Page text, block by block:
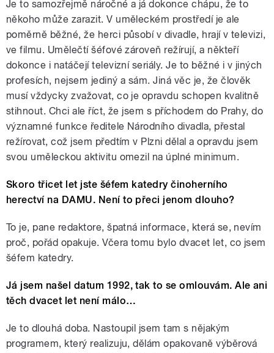
Je to samozřejmě náročné a já dokonce chápu, že to
někoho může zarazit. V uměleckém prostředí je ale
poměrně běžné, že herci působí v divadle, hrají v televizi,
ve filmu. Umělečtí šéfové zároveň režírují, a někteří
dokonce i natáčejí televizní seriály. Je to běžné i v jiných
profesích, nejsem jediný a sám. Jiná věc je, že člověk
musí vždycky zvažovat, co je opravdu schopen kvalitně
stihnout. Chci ale říct, že jsem s příchodem do Prahy, do
významné funkce ředitele Národního divadla, přestal
režírovat, což jsem předtím v Plzni dělal a opravdu jsem
svou uměleckou aktivitu omezil na úplné minimum.
Skoro třicet let jste šéfem katedry činoherního
herectví na DAMU. Není to přeci jenom dlouho?
To je, pane redaktore, špatná informace, která se, nevím
proč, pořád opakuje. Včera tomu bylo dvacet let, co jsem
šéfem katedry.
Já jsem našel datum 1992, tak to se omlouvám. Ale ani
těch dvacet let není málo…
Je to dlouhá doba. Nastoupil jsem tam s nějakým
programem, který realizuju, dělám opakovaně výběrová